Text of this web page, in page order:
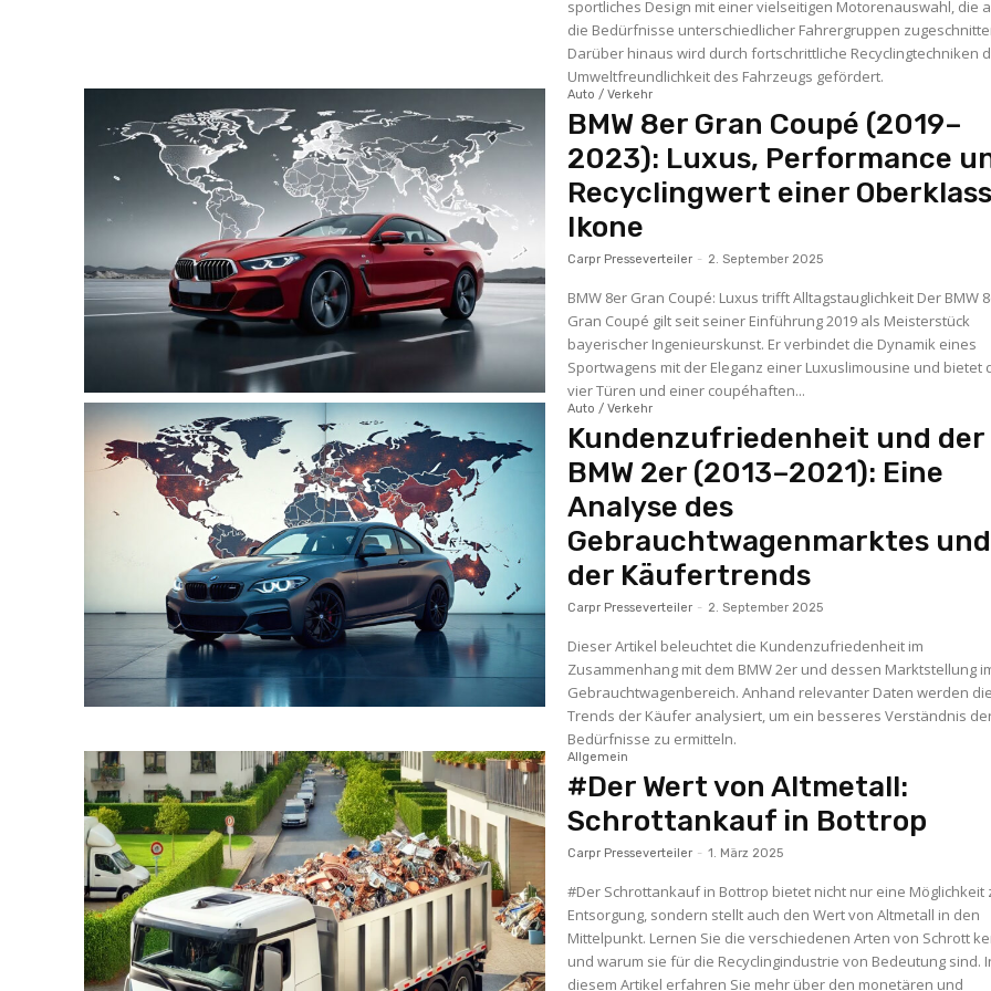
sportliches Design mit einer vielseitigen Motorenauswahl, die
die Bedürfnisse unterschiedlicher Fahrergruppen
Darüber hinaus wird durch fortschrittliche Recyclingtechniken
Umweltfreundlichkeit des Fahrzeugs gefördert.
Auto / Verkehr
BMW 8er Gran Coupé (2019–
2023): Luxus, Performance
Recyclingwert einer
Ikone
Carpr Presseverteiler - 2. September 2025
BMW 8er Gran Coupé: Luxus trifft Alltagstauglichkeit Der BMW
Gran Coupé gilt seit seiner Einführung 2019 als Meisterstück
bayerischer Ingenieurskunst. Er verbindet die Dynamik eines
Sportwagens mit der Eleganz einer Luxuslimousine und bietet
vier Türen und einer coupéhaften...
Auto / Verkehr
Kundenzufriedenheit und der
BMW 2er (2013–2021): Eine
Analyse des
Gebrauchtwagenmarktes und
der Käufertrends
Carpr Presseverteiler - 2. September 2025
Dieser Artikel beleuchtet die Kundenzufriedenheit im
Zusammenhang mit dem BMW 2er und dessen Marktstellung
Gebrauchtwagenbereich. Anhand relevanter Daten werden die
Trends der Käufer analysiert, um ein besseres Verständnis
Bedürfnisse zu ermitteln.
Allgemein
#Der Wert von Altmetall:
Schrottankauf in Bottrop
Carpr Presseverteiler - 1. März 2025
#Der Schrottankauf in Bottrop bietet nicht nur eine Möglichkeit
Entsorgung, sondern stellt auch den Wert von Altmetall in den
Mittelpunkt. Lernen Sie die verschiedenen Arten von Schrott
und warum sie für die Recyclingindustrie von Bedeutung sind.
diesem Artikel erfahren Sie mehr über den monetären und